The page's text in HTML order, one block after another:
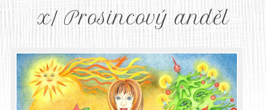
x/ Prosincový anděl